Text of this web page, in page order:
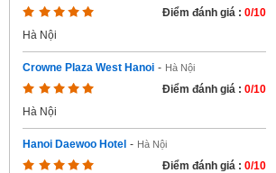
Điểm đánh giá : 0/10
Hà Nội
Crowne Plaza West Hanoi - Hà Nội
Điểm đánh giá : 0/10
Hà Nội
Hanoi Daewoo Hotel - Hà Nội
Điểm đánh giá : 0/10